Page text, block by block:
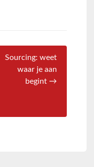
Sourcing: weet
waar je aan
begint →